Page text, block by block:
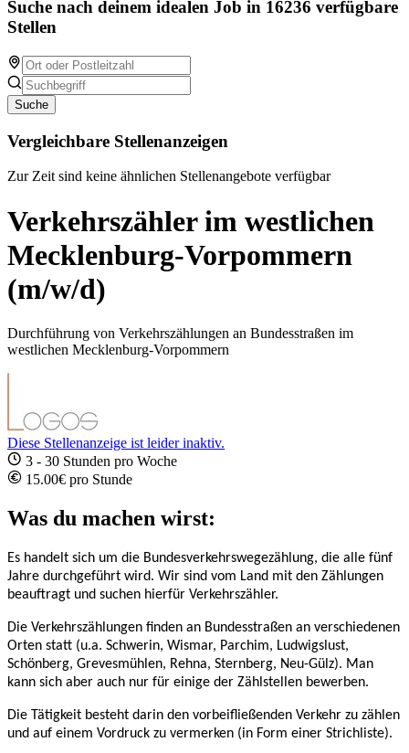
Suche nach deinem idealen Job in 16236 verfügbare
Stellen
Suche
Vergleichbare Stellenanzeigen
Zur Zeit sind keine ähnlichen Stellenangebote verfügbar
Verkehrszähler im westlichen
Mecklenburg-Vorpommern
(m/w/d)
Durchführung von Verkehrszählungen an Bundesstraßen im
westlichen Mecklenburg-Vorpommern
Diese Stellenanzeige ist leider inaktiv.
3 - 30 Stunden pro Woche
15.00€ pro Stunde
Was du machen wirst:
Es handelt sich um die Bundesverkehrswegezählung, die alle fünf
Jahre durchgeführt wird. Wir sind vom Land mit den Zählungen
beauftragt und suchen hierfür Verkehrszähler.
Die Verkehrszählungen finden an Bundesstraßen an verschiedenen
Orten statt (u.a. Schwerin, Wismar, Parchim, Ludwigslust,
Schönberg, Grevesmühlen, Rehna, Sternberg, Neu-Gülz). Man
kann sich aber auch nur für einige der Zählstellen bewerben.
Die Tätigkeit besteht darin den vorbeifließenden Verkehr zu zählen
und auf einem Vordruck zu vermerken (in Form einer Strichliste).